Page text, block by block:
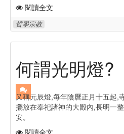
閱讀全文
哲學宗教
何謂光明燈?
又稱元辰燈,每年陰曆正月十五起,
擺放在奉祀諸神的大殿內,長明一
安。
閱讀全文